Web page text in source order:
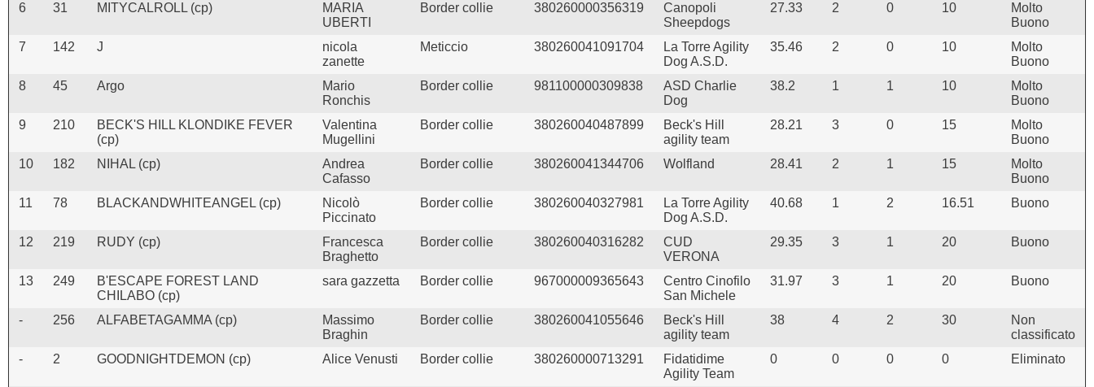
6 31 MITYCALROLL (cp)
MARIA
UBERTI
Border collie 380260000356319
Canopoli
Sheepdogs
27.33 2 0 10
Molto
Buono
7
142 J
nicola
zanette
Meticcio 380260041091704
La Torre Agility
Dog A.S.D.
35.46 2 0 10
Molto
Buono
8
45 Argo
Mario
Ronchis
Border collie 981100000309838
ASD Charlie
Dog
38.2 1 1 10
Molto
Buono
9
210
BECK'S HILL KLONDIKE FEVER
(cp)
Valentina
Mugellini
Border collie 380260040487899
Beck's Hill
agility team
28.21 3 0 15
Molto
Buono
10
182 NIHAL (cp)
Andrea
Cafasso
Border collie 380260041344706 Wolfland 28.41 2 1 15
Molto
Buono
11
78 BLACKANDWHITEANGEL (cp)
Nicolò
Piccinato
Border collie 380260040327981
La Torre Agility
Dog A.S.D.
40.68 1 2 16.51 Buono
12 219 RUDY (cp)
Francesca
Braghetto
Border collie 380260040316282
CUD
VERONA
29.35 3 1 20 Buono
13 249
B'ESCAPE FOREST LAND
CHILABO (cp)
sara gazzetta Border collie 967000009365643
Centro Cinofilo
San Michele
31.97 3 1 20 Buono
- 256 ALFABETAGAMMA (cp)
Massimo
Braghin
Border collie 380260041055646
Beck's Hill
agility team
38 4 2 30
Non
classificato
-
2 GOODNIGHTDEMON (cp) Alice Venusti Border collie 380260000713291
Fidatidime
Agility Team
0 0 0 0 Eliminato